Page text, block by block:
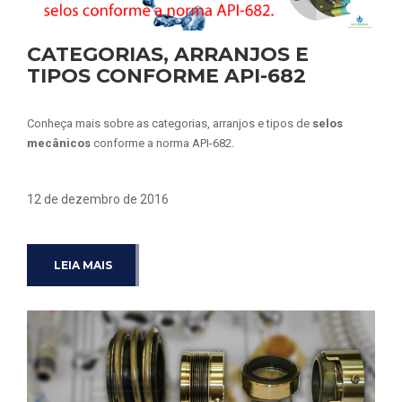
CATEGORIAS, ARRANJOS E
TIPOS CONFORME API-682
Conheça mais sobre as categorias, arranjos e tipos de selos
mecânicos conforme a norma API-682.
12 de dezembro de 2016
LEIA MAIS